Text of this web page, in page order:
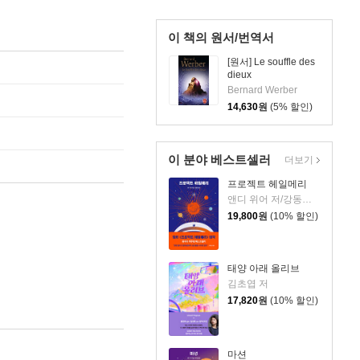
이 책의 원서/번역서
[원서] Le souffle des
dieux
Bernard Werber
14,630원 (5% 할인)
이 분야 베스트셀러
프로젝트 헤일메리
앤디 위어 저/강동혁 역
19,800원 (10% 할인)
태양 아래 올리브
김초엽 저
17,820원 (10% 할인)
마션
더보기